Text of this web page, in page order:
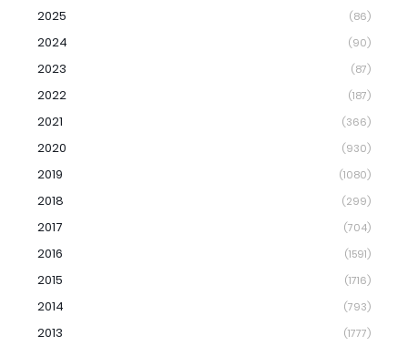
2025 (86)
2024 (90)
2023 (87)
2022 (187)
2021 (366)
2020 (930)
2019 (1080)
2018 (299)
2017 (704)
2016 (1591)
2015 (1716)
2014 (793)
2013 (1777)